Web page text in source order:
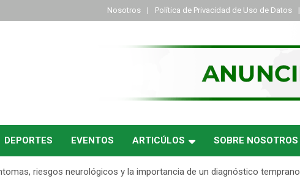
Nosotros Política de Privacidad de Uso de Datos
DEPORTES EVENTOS ARTICÚLOS SOBRE NOSOTROS
riesgos neurológicos y la importancia de un diagnóstico temprano